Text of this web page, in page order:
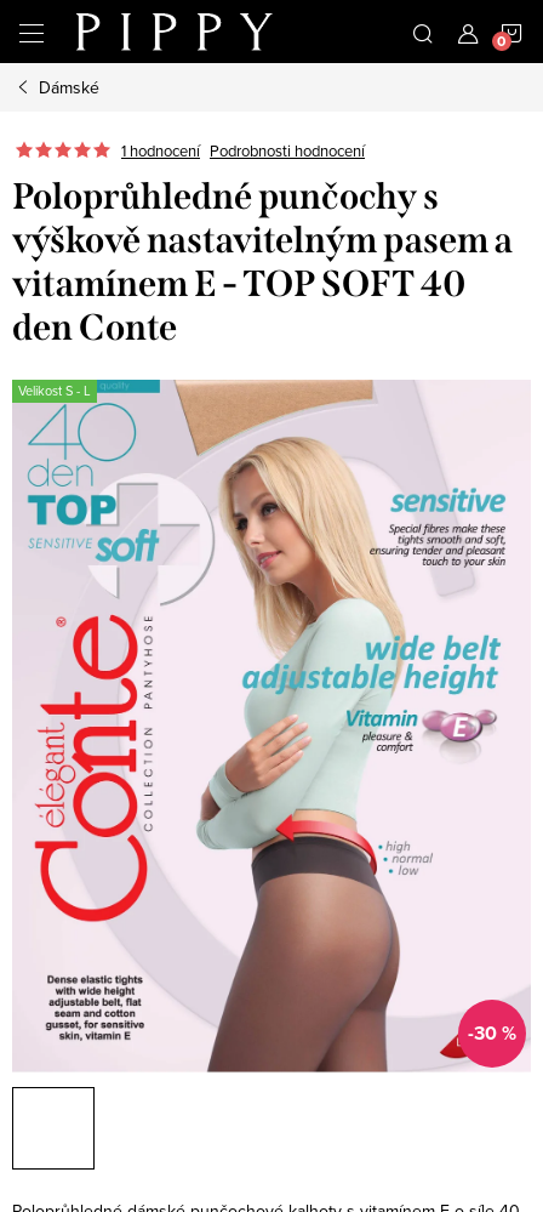
obsah
Dámské
1 hodnocení Podrobnosti hodnocení
Poloprůhledné punčochy s
výškově nastavitelným pasem a
vitamínem E - TOP SOFT 40
den Conte
Velikost S - L
-30 %